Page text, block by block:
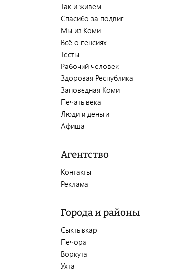
Так и живем
Спасибо за подвиг
Мы из Коми
Всё о пенсиях
Тесты
Рабочий человек
Здоровая Республика
Заповедная Коми
Печать века
Люди и деньги
Афиша
Агентство
Контакты
Реклама
Города и районы
Сыктывкар
Печора
Воркута
Ухта